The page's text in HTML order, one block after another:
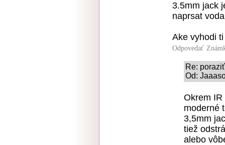
3.5mm jack
naprsat
Ake vyhodi
Odpovedať
Re:
Od:
Okrem IR
moderné
3,5mm
tiež
alebo